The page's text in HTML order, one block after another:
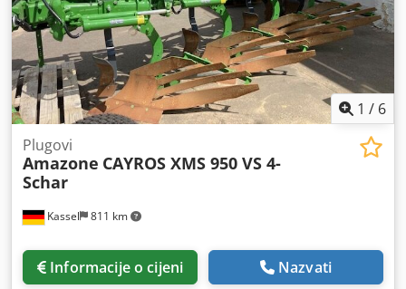
1 / 6
Kassel 811 km
Plugovi
Amazone CAYROS XMS 950 VS 4-
Schar
Informacije o cijeni Nazvati